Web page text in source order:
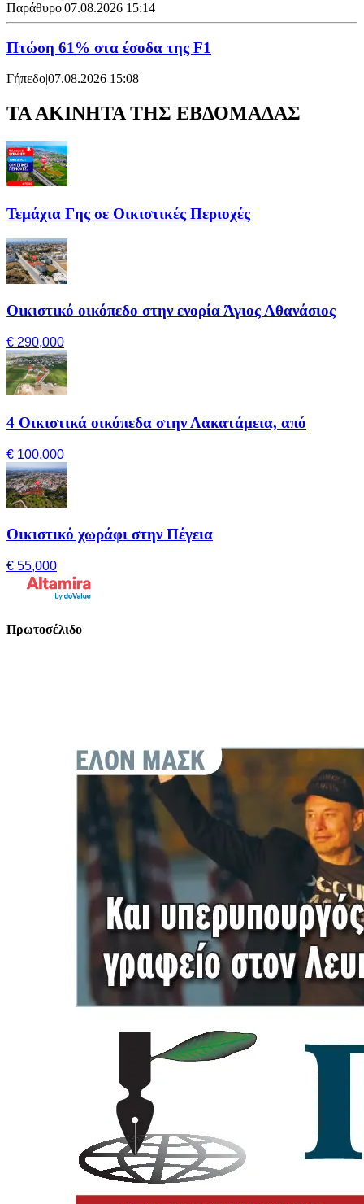
Παράθυρο|07.08.2026 15:14
Πτώση 61% στα έσοδα της F1
Γήπεδο07.08.2026 15:08
ΤΑ ΑΚΙΝΗΤΑ ΤΗΣ ΕΒΔΟΜΑΔΑΣ
Τεμάχια Γης σε Οικιστικές Περιοχές
Οικιστικό οικόπεδο στην ενορία Άγιος Αθανάσιος
€ 290,000
4 Οικιστικά οικόπεδα στην Λακατάμεια, από
€ 100,000
Οικιστικό χωράφι στην Πέγεια
€ 55,000
Πρωτοσέλιδο